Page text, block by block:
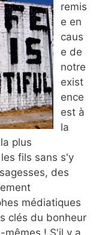
remis
e en
caus
e de
notre
exist
ence
est à
la
plus
fils sans s'y
des
médiatiques
clés du bonheur